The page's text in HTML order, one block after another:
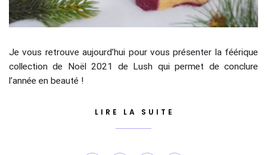
Je vous retrouve aujourd’hui pour vous présenter la féérique
collection de Noël 2021 de Lush qui permet de conclure
l’année en beauté !
LIRE LA SUITE